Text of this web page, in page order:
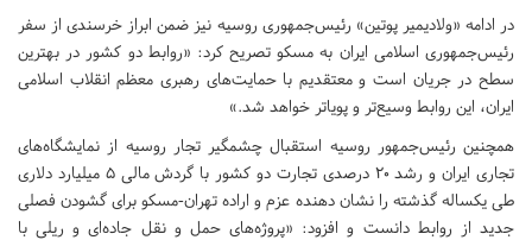
در ادامه «ولادیمیر پوتین» رئیس‌جمهوری روسیه نیز ضمن ابراز خرسندی از سفر
رئیس‌جمهوری اسلامی ایران به مسکو تصریح کرد: «روابط دو کشور در بهترین
سطح در جریان است و معتقدیم با حمایت‌های رهبری معظم انقلاب اسلامی
ایران، این روابط وسیع‌تر و پویاتر خواهد شد.»
همچنین رئیس‌جمهور روسیه استقبال چشمگیر تجار روسیه از نمایشگاه‌های
تجاری ایران و رشد ۲۰ درصدی تجارت دو کشور با گردش مالی ۵ میلیارد دلاری
طی یکساله گذشته را نشان دهنده عزم و اراده تهران-مسکو برای گشودن فصلی
جدید از روابط دانست و افزود: «پروژه‌های حمل و نقل جاده‌ای و ریلی با